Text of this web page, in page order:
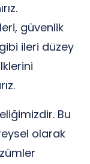
güvenlik
ileri düzey
Bu
olarak